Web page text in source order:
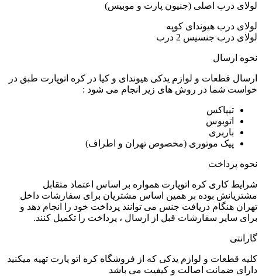
لولای درب اصلی (جنیون پارت و موبیس)
لولای درب هیوندای کوپه
لولای درب جنسیس 2 درب
نحوه ارسال
ارسال قطعات و لوازم یدکی هیوندای و کیا در کره اتوپارت طبق در
خواست شما در روش های زیر انجام می شود :
تیپاکس
اتوبوس
باربری
پیک موتوری (مخصوص تهران و اطراف)
نحوه پرداخت
شرایط کاری کره اتوپارت همواره بر اساس اعتماد متقابل
مشتریانش بوده بر همین اساس مشتریان برای سفارشات داخل
تهران هنگام دریافت جنس می توانند پرداخت خود را انجام دهد و
برای سایر سفارشات قبل از ارسال ، پرداخت را تکمیل کنند.
گارانتی
کلیه قطعات و لوازم یدکی که از فروشگاه کره اتو پارت تهیه میکنید
دارای ضمانت اصالت و کیفیت می باشد